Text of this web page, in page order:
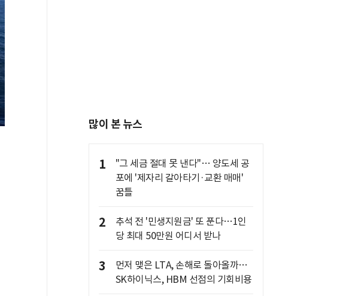
많이 본 뉴스
1
"그 세금 절대 못 낸다"… 양도세 공
포에 '제자리 갈아타기·교환 매매'
꿈틀
2
추석 전 '민생지원금' 또 푼다…1인
당 최대 50만원 어디서 받나
3
먼저 맺은 LTA, 손해로 돌아올까…
SK하이닉스, HBM 선점의 기회비용